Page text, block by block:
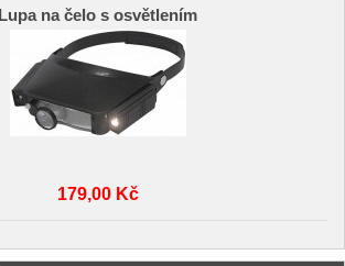
Lupa na čelo s osvětlením
179,00 Kč